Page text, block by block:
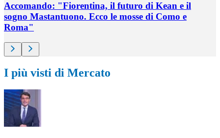
Accomando: "Fiorentina, il futuro di Kean e il
sogno Mastantuono. Ecco le mosse di Como e
Roma"
I più visti di Mercato